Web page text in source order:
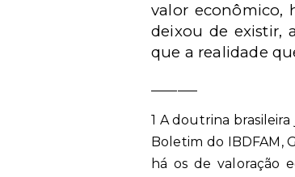
valor econômico,
deixou de existir,
que a realidade
1 A doutrina
Boletim do IBDFAM,
há os de valoração